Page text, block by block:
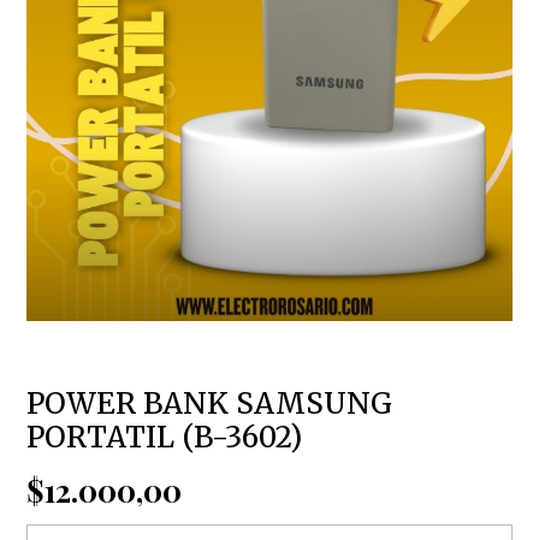
POWER BANK SAMSUNG
PORTATIL (B-3602)
$12.000,00